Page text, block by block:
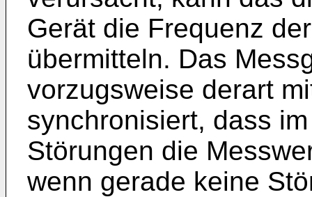
Gerät die Frequenz
übermitteln. Das
vorzugsweise derart
synchronisiert, dass
Störungen die
wenn gerade keine